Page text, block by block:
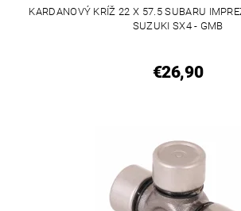
KARDANOVÝ KRÍŽ 22 X 57.5 SUBARU
SUZUKI SX4 - GMB
€26,90